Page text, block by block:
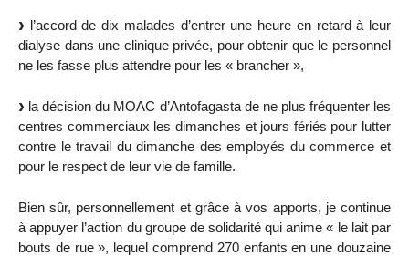
l’accord de dix malades d’entrer une heure en retard à leur
dialyse dans une clinique privée, pour obtenir que le personnel
ne les fasse plus attendre pour les « brancher »,
la décision du MOAC d’Antofagasta de ne plus fréquenter les
centres commerciaux les dimanches et jours fériés pour lutter
contre le travail du dimanche des employés du commerce et
pour le respect de leur vie de famille.
Bien sûr, personnellement et grâce à vos apports, je continue
à appuyer l’action du groupe de solidarité qui anime « le lait par
bouts de rue », lequel comprend 270 enfants en une douzaine